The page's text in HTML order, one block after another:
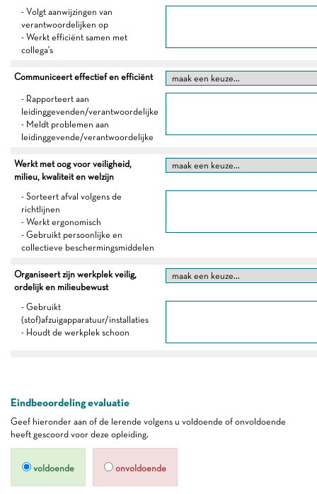
- Volgt aanwijzingen van
verantwoordelijken op
- Werkt efficiënt samen met
collega's
Communiceert effectief en efficiënt
- Rapporteert aan
leidinggevenden/verantwoordelijke
- Meldt problemen aan
leidinggevende/verantwoordelijke
Werkt met oog voor veiligheid,
milieu, kwaliteit en welzijn
- Sorteert afval volgens de
richtlijnen
- Werkt ergonomisch
- Gebruikt persoonlijke en
collectieve beschermingsmiddelen
Organiseert zijn werkplek veilig,
ordelijk en milieubewust
- Gebruikt
(stof)afzuigapparatuur/installaties
- Houdt de werkplek schoon
Eindbeoordeling evaluatie
Geef hieronder aan of de lerende volgens u voldoende of onvoldoende
heeft gescoord voor deze opleiding.
voldoende onvoldoende